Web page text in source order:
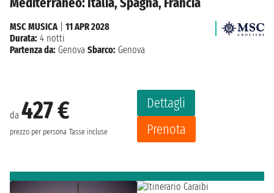
da 427 €
prezzo per persona Tasse incluse
Dettagli
Prenota
MSC MUSICA| 11 APR 2028
Durata: 4 notti
Partenza da: Genova Sbarco: Genova